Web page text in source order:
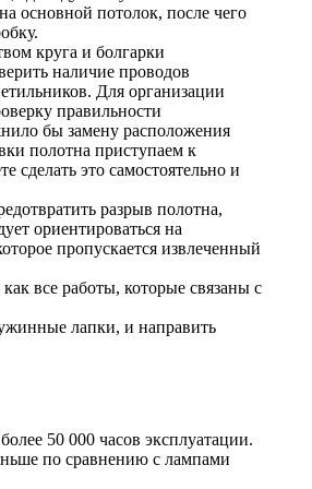
основной потолок, после чего
круга и болгарки
наличие проводов
Для организации
правильности
бы замену расположения
полотна приступаем к
это самостоятельно и
разрыв полотна,
ориентироваться на
пропускается извлеченный
все работы, которые связаны с
лапки, и направить
50 000 часов эксплуатации.
по сравнению с лампами